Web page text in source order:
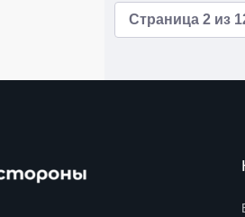
Страница 2 из